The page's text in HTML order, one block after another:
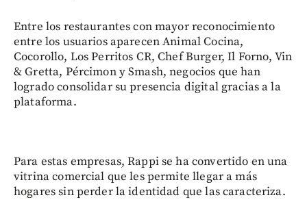
Entre los restaurantes con mayor reconocimiento
entre los usuarios aparecen Animal Cocina,
Cocorollo, Los Perritos CR, Chef Burger, Il Forno, Vin
& Gretta, Pércimon y Smash, negocios que han
logrado consolidar su presencia digital gracias a la
plataforma.
Para estas empresas, Rappi se ha convertido en una
vitrina comercial que les permite llegar a más
hogares sin perder la identidad que las caracteriza.